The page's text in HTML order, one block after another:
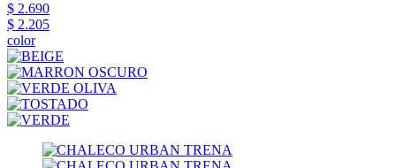
$ 2.690
$ 2.205
color